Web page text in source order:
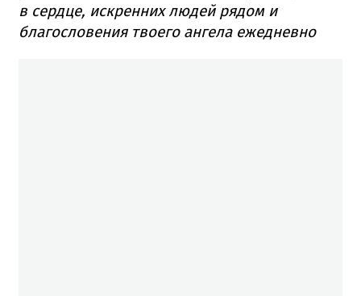
в сердце, искренних людей рядом и
благословения твоего ангела ежедневно